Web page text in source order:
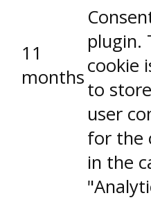
11
months
plugin.
cookie
to
user
for the
in the